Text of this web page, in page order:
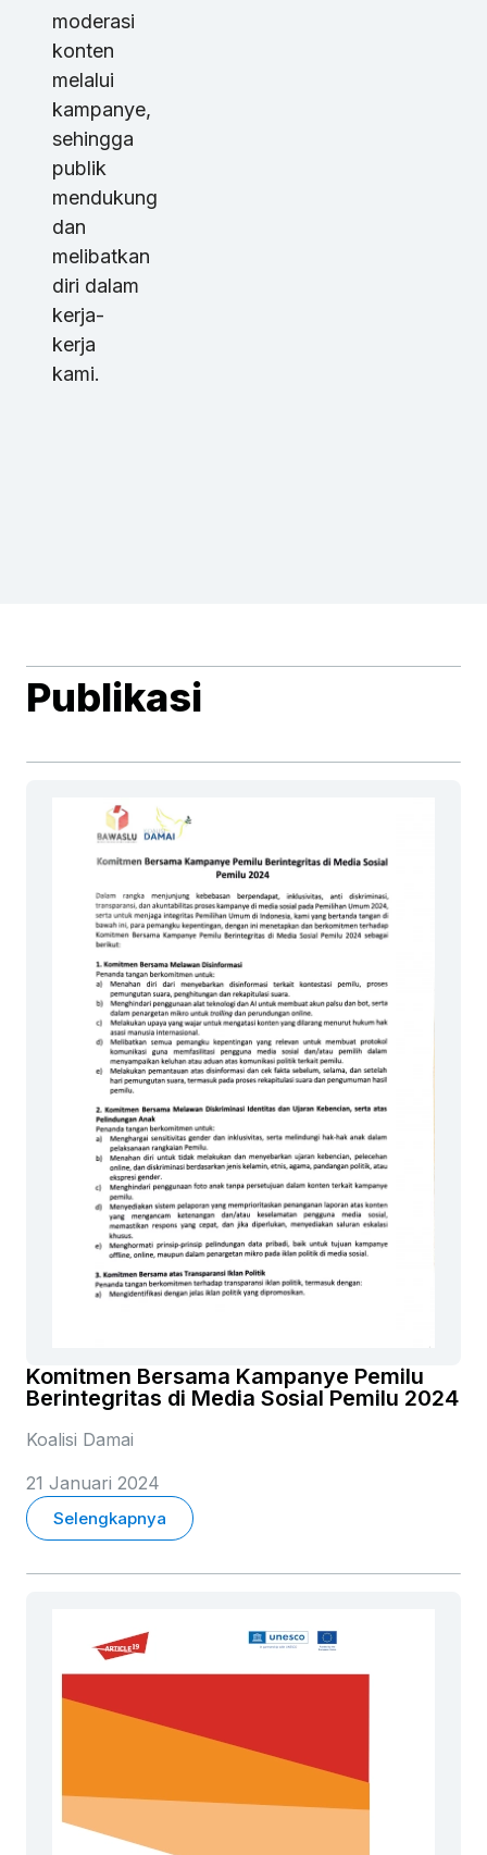
moderasi
konten
melalui
kampanye,
sehingga
publik
mendukung
dan
melibatkan
diri dalam
kerja-
kerja
kami.
Publikasi
Komitmen Bersama Kampanye Pemilu
Berintegritas di Media Sosial Pemilu 2024
Koalisi Damai
21 Januari 2024
Selengkapnya